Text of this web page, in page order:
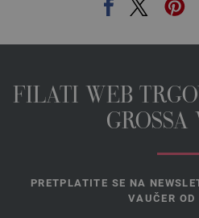
FILATI WEB
GROSSA
PRETPLATITE SE NA
VAUČER